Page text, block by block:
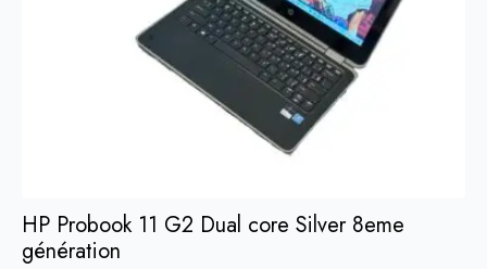
HP Probook 11 G2 Dual core Silver 8eme
génération